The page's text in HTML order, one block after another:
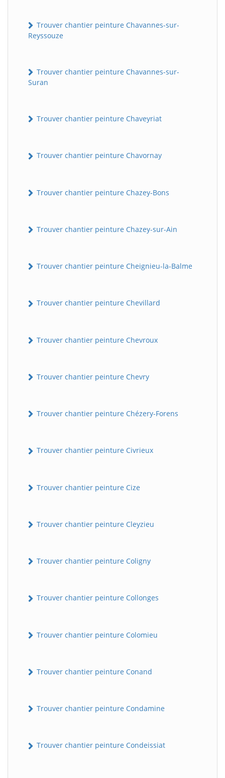
Trouver chantier peinture Chavannes-sur-
Reyssouze
Trouver chantier peinture Chavannes-sur-
Suran
Trouver chantier peinture Chaveyriat
Trouver chantier peinture Chavornay
Trouver chantier peinture Chazey-Bons
Trouver chantier peinture Chazey-sur-Ain
Trouver chantier peinture Cheignieu-la-Balme
Trouver chantier peinture Chevillard
Trouver chantier peinture Chevroux
Trouver chantier peinture Chevry
Trouver chantier peinture Chézery-Forens
Trouver chantier peinture Civrieux
Trouver chantier peinture Cize
Trouver chantier peinture Cleyzieu
Trouver chantier peinture Coligny
Trouver chantier peinture Collonges
Trouver chantier peinture Colomieu
Trouver chantier peinture Conand
Trouver chantier peinture Condamine
Trouver chantier peinture Condeissiat
B BatiWebPro